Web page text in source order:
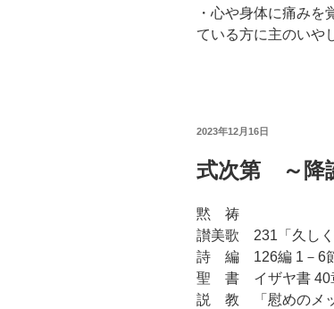
・心や身体に痛み
ている方に主のいや
投
日:
2023年12月16日
式次第 ～降
黙 祷
讃美歌 231「久しく
詩 編 126編 1－6
聖 書 イザヤ書 40
説 教 「慰めのメッ